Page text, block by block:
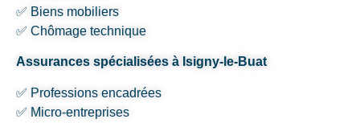
✅ Biens mobiliers
✅ Chômage technique
Assurances spécialisées à Isigny-le-Buat
✅ Professions encadrées
✅ Micro-entreprises